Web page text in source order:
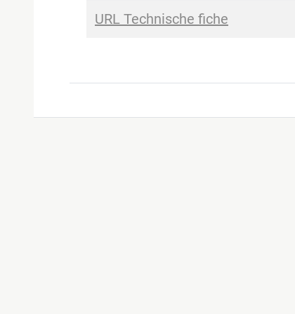
URL Technische fiche